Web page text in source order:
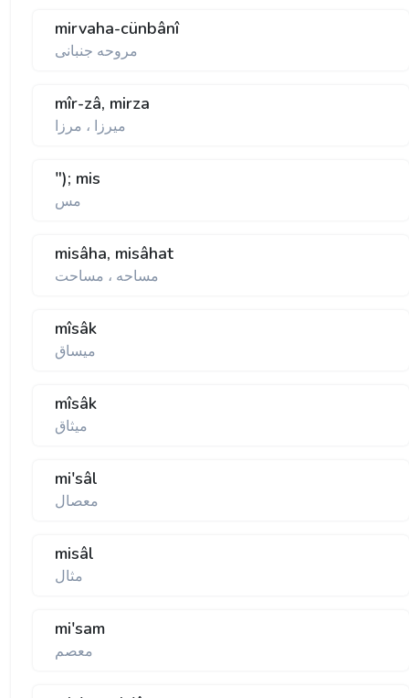
mirvaha-cünbânî
مروحه جنبانی
mîr-zâ, mirza
ميرزا ، مرزا
"); mis
مس
misâha, misâhat
مساحه ، مساحت
mîsâk
ميساق
mîsâk
ميثاق
mi'sâl
معصال
misâl
مثال
mi'sam
معصم